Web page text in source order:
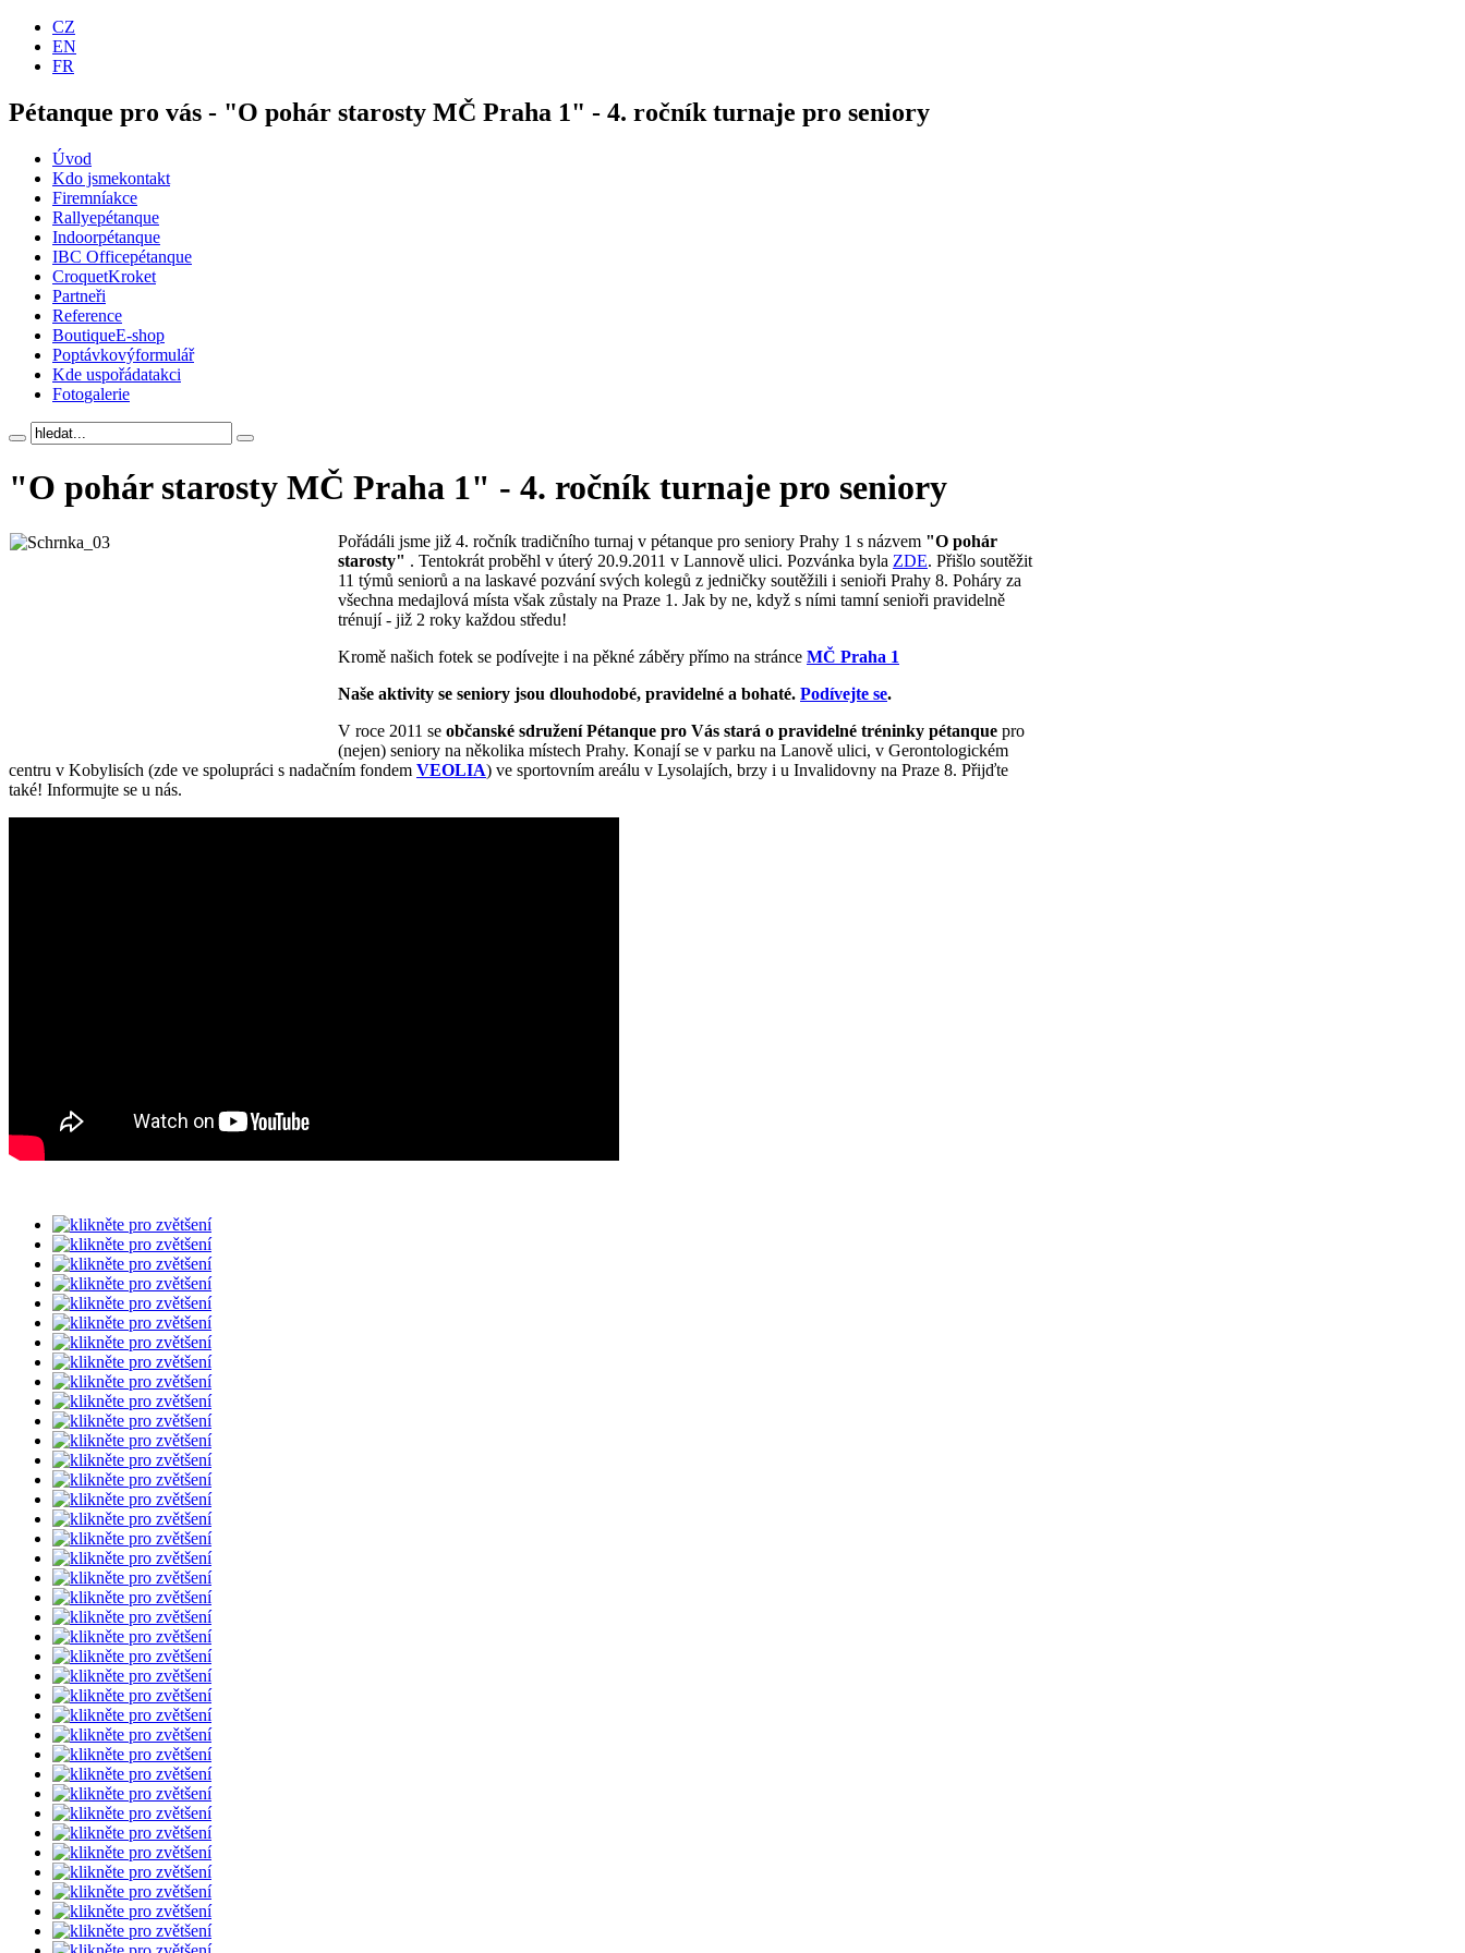
CZ
EN
FR
Pétanque pro vás - "O pohár starosty MČ Praha 1" - 4. ročník turnaje pro seniory
Úvod
Kdo jsmekontakt
Firemníakce
Rallyepétanque
Indoorpétanque
IBC Officepétanque
CroquetKroket
Partneři
Reference
BoutiqueE-shop
Poptávkovýformulář
Kde uspořádatakci
Fotogalerie
"O pohár starosty MČ Praha 1" - 4. ročník turnaje pro seniory
Pořádáli jsme již 4. ročník tradičního turnaj v pétanque pro seniory Prahy 1 s názvem "O pohár
starosty" . Tentokrát proběhl v úterý 20.9.2011 v Lannově ulici. Pozvánka byla ZDE. Přišlo soutěžit
11 týmů seniorů a na laskavé pozvání svých kolegů z jedničky soutěžili i senioři Prahy 8. Poháry za
všechna medajlová místa však zůstaly na Praze 1. Jak by ne, když s ními tamní senioři pravidelně
trénují - již 2 roky každou středu!
Kromě našich fotek se podívejte i na pěkné záběry přímo na stránce MČ Praha 1
Naše aktivity se seniory jsou dlouhodobé, pravidelné a bohaté. Podívejte se.
V roce 2011 se občanské sdružení Pétanque pro Vás stará o pravidelné tréninky pétanque pro
(nejen) seniory na několika místech Prahy. Konají se v parku na Lanově ulici, v Gerontologickém
centru v Kobylisích (zde ve spolupráci s nadačním fondem VEOLIA) ve sportovním areálu v Lysolajích, brzy i u Invalidovny na Praze 8. Přijďte
také! Informujte se u nás.